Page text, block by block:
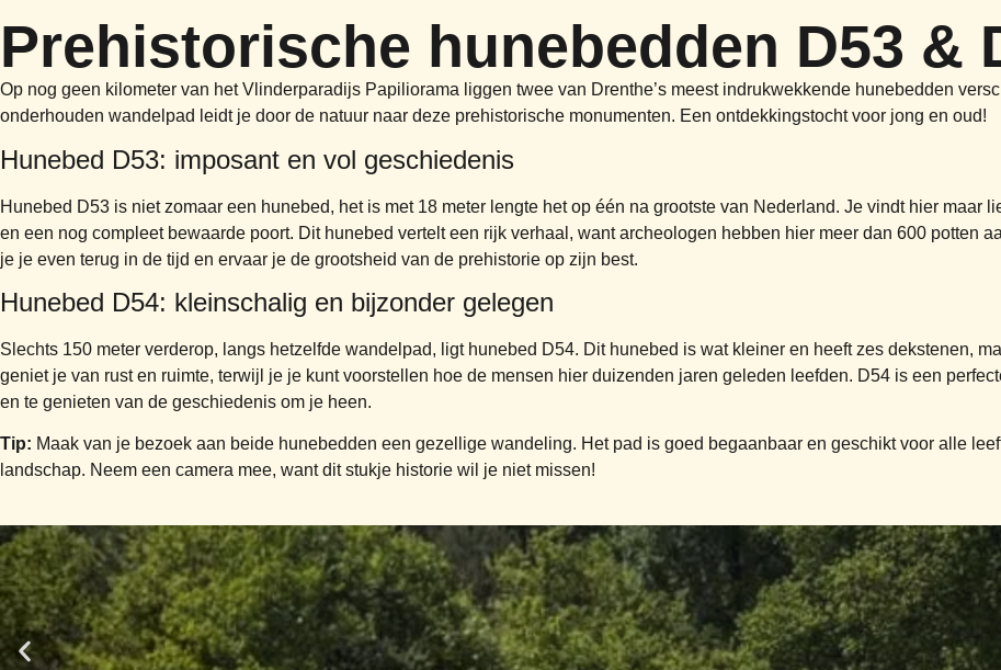
Prehistorische hunebedden D53 &
Op nog geen kilometer van het Vlinderparadijs Papiliorama liggen twee van Drenthe’s meest indrukwekkende hunebedden
onderhouden wandelpad leidt je door de natuur naar deze prehistorische monumenten. Een ontdekkingstocht voor jong en oud!
Hunebed D53: imposant en vol geschiedenis
Hunebed D53 is niet zomaar een hunebed, het is met 18 meter lengte het op één na grootste van Nederland. Je vindt hier maar
en een nog compleet bewaarde poort. Dit hunebed vertelt een rijk verhaal, want archeologen hebben hier meer dan 600 potten
je je even terug in de tijd en ervaar je de grootsheid van de prehistorie op zijn best.
Hunebed D54: kleinschalig en bijzonder gelegen
Slechts 150 meter verderop, langs hetzelfde wandelpad, ligt hunebed D54. Dit hunebed is wat kleiner en heeft zes dekstenen,
geniet je van rust en ruimte, terwijl je je kunt voorstellen hoe de mensen hier duizenden jaren geleden leefden. D54 is een
en te genieten van de geschiedenis om je heen.
Tip: Maak van je bezoek aan beide hunebedden een gezellige wandeling. Het pad is goed begaanbaar en geschikt voor alle
landschap. Neem een camera mee, want dit stukje historie wil je niet missen!